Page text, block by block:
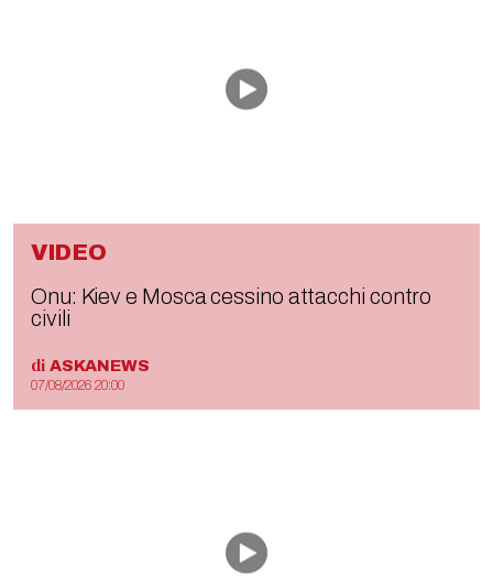
VIDEO
Onu: Kiev e Mosca cessino attacchi contro
civili
di ASKANEWS
07/08/2026 20:00